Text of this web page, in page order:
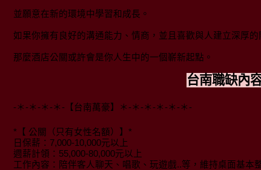
並願意在新的環境中學習和成長。
如果你擁有良好的溝通能力、情商，並且喜歡與人建立深厚的
那麼酒店公關或許會是你人生中的一個嶄新起點。
台南職缺內
-＊-＊-＊-＊-【台南萬豪】＊-＊-＊-＊-＊-＊-
*【 公關（只有女性名額）】*
日保薪：7,000-10,000元以上
週薪計領：55,000-80,000元以上
工作內容：陪伴客人聊天、唱歌、玩遊戲..等，維持桌面基本